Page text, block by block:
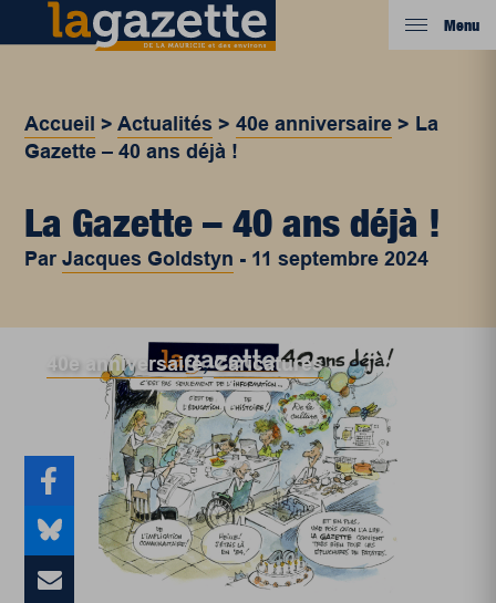
Menu
Accueil >Actualités >40e anniversaire > La
Gazette – 40 ans déjà !
La Gazette – 40 ans déjà !
ParJacques Goldstyn - 11 septembre 2024
40e anniversaire,Caricatures